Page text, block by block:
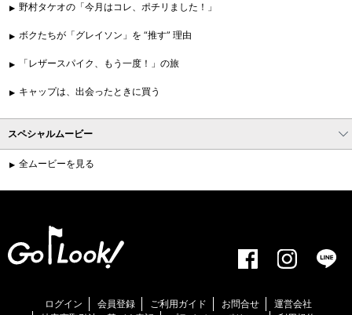
野村タケオの「今月はコレ、ポチリました！」
ボクたちが「グレイソン」を “推す” 理由
「レザースパイク、もう一度！」の旅
キャップは、出会ったときに買う
スペシャルムービー
全ムービーを見る
ログイン 会員登録 ご利用ガイド お問合せ
運営会社